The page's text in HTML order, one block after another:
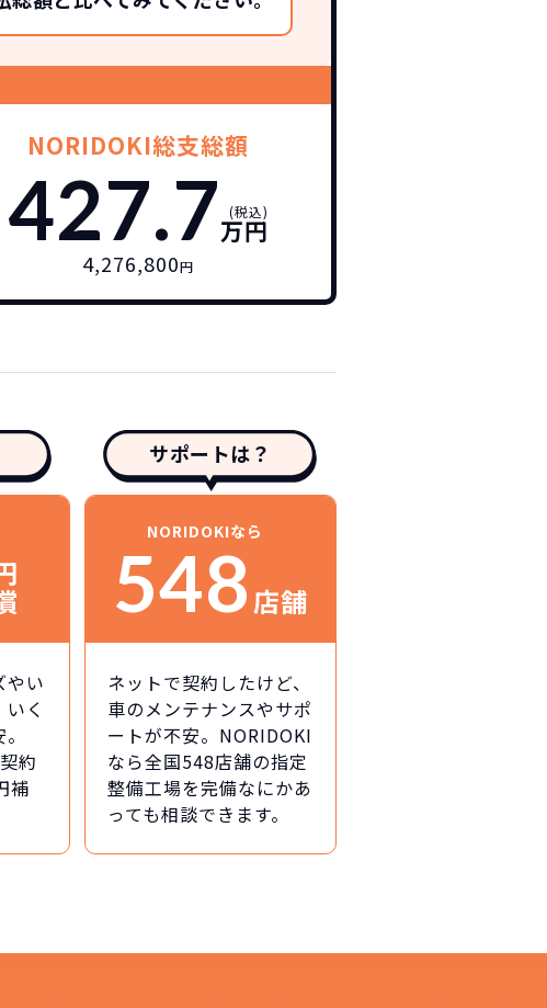
NORIDOKI総支総額
427.7万円
(税込)
4,276,800円
やい
く
約
補
サポートは？
NORIDOKIなら
548 店舗
ネットで契約したけど、
車のメンテナンスやサポ
ートが不安。NORIDOKI
なら全国548店舗の指定
整備工場を完備なにかあ
っても相談できます。